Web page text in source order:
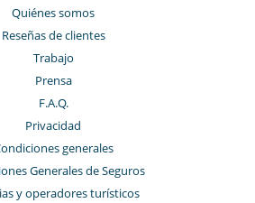
Quiénes somos
Reseñas de clientes
Trabajo
Prensa
F.A.Q.
Privacidad
generales
Generales de Seguros
y operadores turísticos